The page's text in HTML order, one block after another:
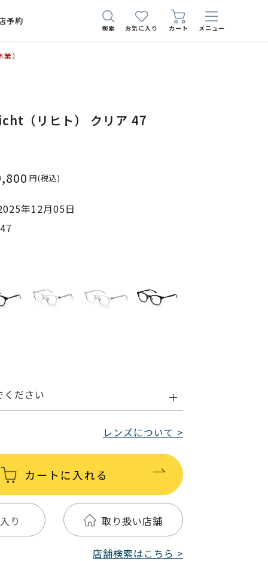
予約
検索 お気に入り カート メニュー
）
（リヒト） クリア 47
円(税込)
年12月05日
ください
レンズについて >
カートに入れる
り 取り扱い店舗
店舗検索はこちら >